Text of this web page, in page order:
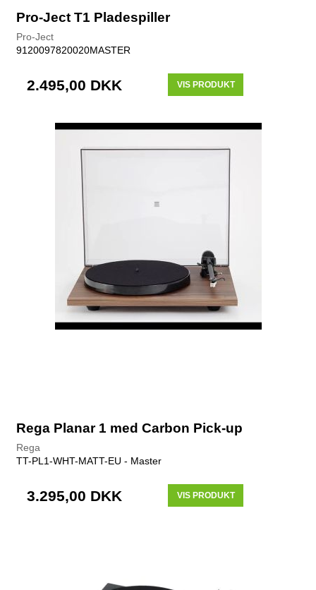
Pro-Ject T1 Pladespiller
Pro-Ject
9120097820020MASTER
2.495,00 DKK VIS PRODUKT
Rega Planar 1 med Carbon Pick-up
Rega
TT-PL1-WHT-MATT-EU - Master
3.295,00 DKK VIS PRODUKT